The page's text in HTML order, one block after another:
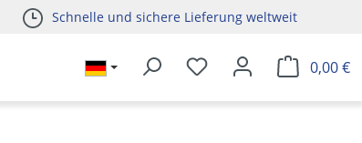
Schnelle und sichere Lieferung weltweit
0,00 €